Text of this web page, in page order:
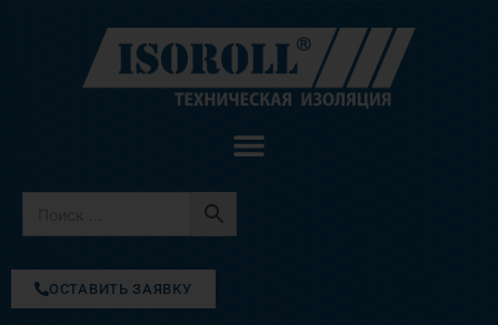
содержимому
ОСТАВИТЬ ЗАЯВКУ